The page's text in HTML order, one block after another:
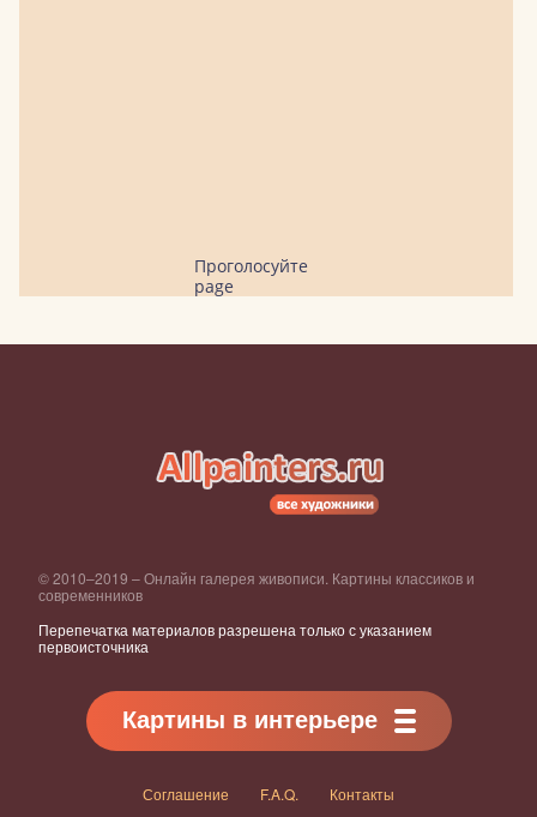
Проголосуйте
page
© 2010–2019 – Онлайн галерея живописи. Картины классиков и
современников
Перепечатка материалов разрешена только с указанием
первоисточника
Картины в интерьере
Соглашение F.A.Q. Контакты